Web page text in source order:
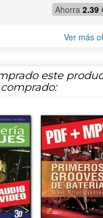
Ahorra 2.39
Ver más
este